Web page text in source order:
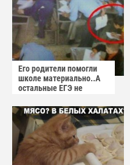
Его родители помогли
школе материально..А
остальные ЕГЭ не